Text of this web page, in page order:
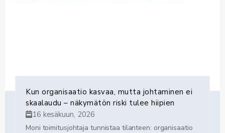
Kun organisaatio kasvaa, mutta johtaminen ei
skaalaudu – näkymätön riski tulee hiipien
16 kesäkuun, 2026
Moni toimitusjohtaja tunnistaa tilanteen: organisaatio